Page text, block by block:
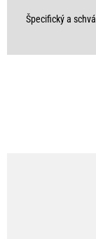
Špecifický a